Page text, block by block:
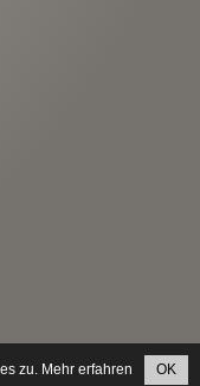
zu. Mehr erfahren OK